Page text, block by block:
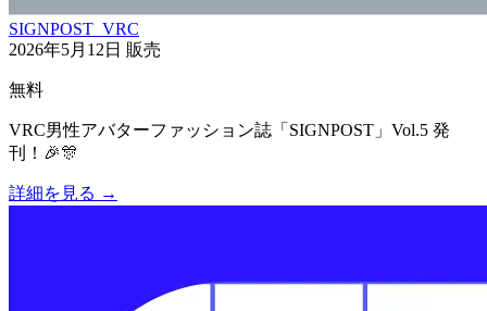
SIGNPOST_VRC
2026年5月12日 販売
無料
VRC男性アバターファッション誌「SIGNPOST」Vol.5 発
刊！🎉🎊
詳細を見る →